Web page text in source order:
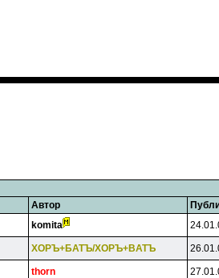
Автор
komita
XOPЪ+БATЪ/XOPЪ+BATЪ
thorn